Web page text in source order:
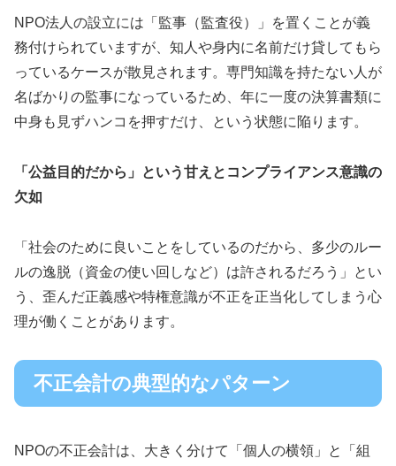
NPO法人の設立には「監事（監査役）」を置くことが義
務付けられていますが、知人や身内に名前だけ貸してもら
っているケースが散見されます。専門知識を持たない人が
名ばかりの監事になっているため、年に一度の決算書類に
中身も見ずハンコを押すだけ、という状態に陥ります。
「公益目的だから」という甘えとコンプライアンス意識の
欠如
「社会のために良いことをしているのだから、多少のルー
ルの逸脱（資金の使い回しなど）は許されるだろう」とい
う、歪んだ正義感や特権意識が不正を正当化してしまう心
理が働くことがあります。
不正会計の典型的なパターン
NPOの不正会計は、大きく分けて「個人の横領」と「組